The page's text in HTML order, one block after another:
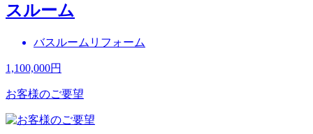
スルーム
バスルームリフォーム
1,100,000円
お客様のご要望